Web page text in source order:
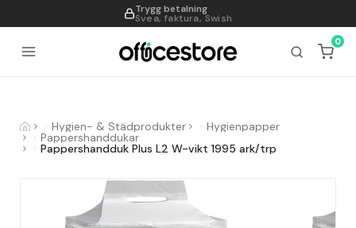
Trygg betalning
Svea, faktura, Swish
995
0
Hygien- & Städprodukter Hygienpapper
Pappershanddukar
Pappershandduk Plus L2 W-vikt 1995 ark/trp